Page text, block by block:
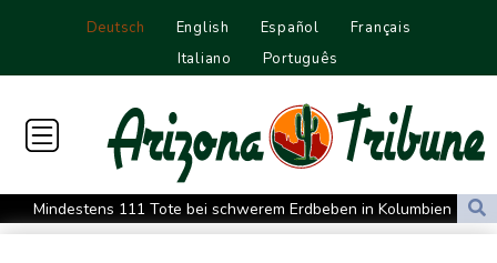
Deutsch English Español
Français
Italiano
Português
Mindestens 111 Tote bei schwerem Erdbeben in Kolumbien -
Katastrophenfall ausgerufen